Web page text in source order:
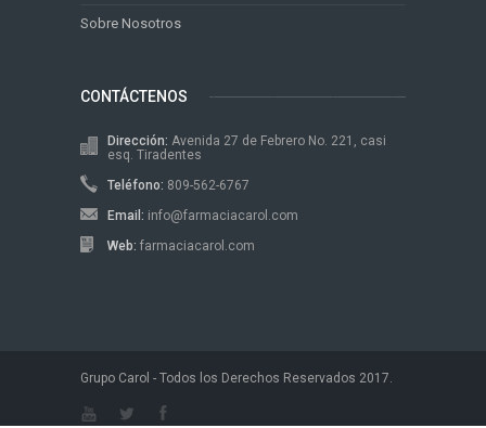
Sobre Nosotros
CONTÁCTENOS
Dirección: Avenida 27 de Febrero No. 221, casi
esq. Tiradentes
Teléfono: 809-562-6767
Email: info@farmaciacarol.com
Web: farmaciacarol.com
Grupo Carol - Todos los Derechos Reservados 2017.